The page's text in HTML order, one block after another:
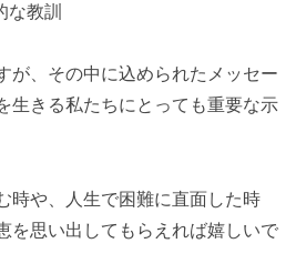
な教訓
が、その中に込められたメッセー
生きる私たちにとっても重要な示
時や、人生で困難に直面した時
を思い出してもらえれば嬉しいで